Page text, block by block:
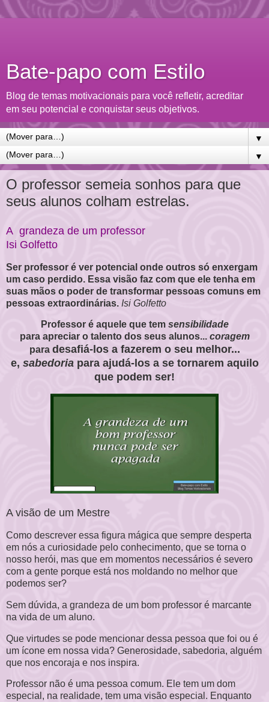
Bate-papo com Estilo
Blog de temas motivacionais para você refletir, acreditar
em seu potencial e conquistar seus objetivos.
▼
▼
O professor semeia sonhos para que
seus alunos colham estrelas.
A grandeza de um professor
Isi Golfetto
Ser professor é ver potencial onde outros só enxergam
um caso perdido. Essa visão faz com que ele tenha em
suas mãos o poder de transformar pessoas comuns em
pessoas extraordinárias. Isi Golfetto
Professor é aquele que tem sensibilidade
para apreciar o talento dos seus alunos... coragem
para desafiá-los a fazerem o seu melhor...
e, sabedoria para ajudá-los a se tornarem aquilo
que podem ser!
A visão de um Mestre
Como descrever essa figura mágica que sempre desperta
em nós a curiosidade pelo conhecimento, que se torna o
nosso herói, mas que em momentos necessários é severo
com a gente porque está nos moldando no melhor que
podemos ser?
Sem dúvida, a grandeza de um bom professor é marcante
na vida de um aluno.
Que virtudes se pode mencionar dessa pessoa que foi ou é
um ícone em nossa vida? Generosidade, sabedoria, alguém
que nos encoraja e nos inspira.
Professor não é uma pessoa comum. Ele tem um dom
especial, na realidade, tem uma visão especial. Enquanto